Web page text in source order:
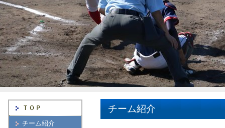
チーム紹介
ＴＯＰ
チーム紹介